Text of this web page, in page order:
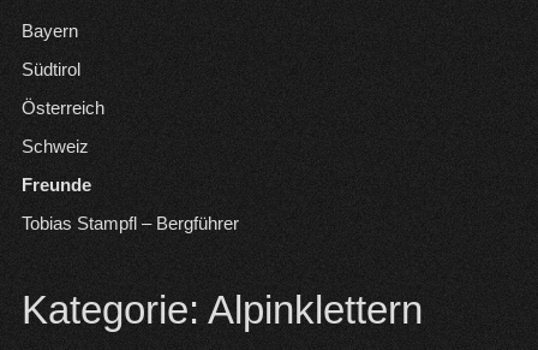
Bayern
Südtirol
Österreich
Schweiz
Freunde
Tobias Stampfl – Bergführer
Kategorie:Alpinklettern